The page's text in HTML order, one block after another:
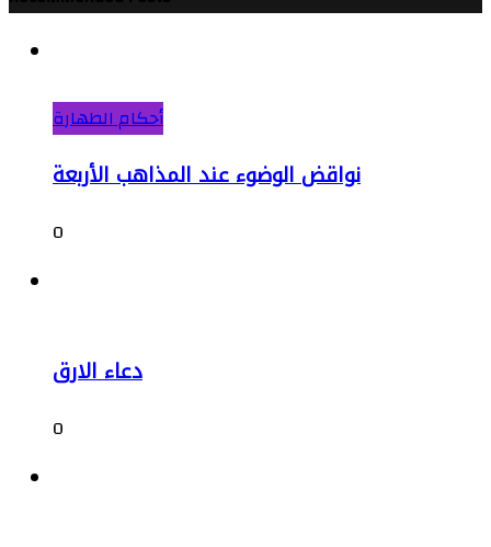
أحكام الطهارة
نواقض الوضوء عند المذاهب الأربعة
0
دعاء الارق
0